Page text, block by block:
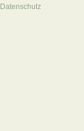
Datenschutz